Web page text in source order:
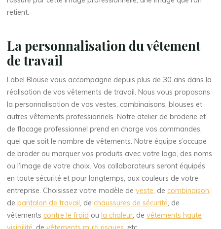
retient.
La personnalisation du vêtement
de travail
Label Blouse vous accompagne depuis plus de 30 ans dans la
réalisation de vos vêtements de travail. Nous vous proposons
la personnalisation de vos vestes, combinaisons, blouses et
autres vêtements professionnels. Notre atelier de broderie et
de flocage professionnel prend en charge vos commandes,
quel que soit le nombre de vêtements. Notre équipe s’occupe
de broder ou marquer vos produits avec votre logo, des noms
ou l’image de votre choix. Vos collaborateurs seront équipés
en toute sécurité et pour longtemps, aux couleurs de votre
entreprise. Choisissez votre modèle deveste, decombinaison,
depantalon de travail, dechaussures de sécurité, de
vêtementscontre le froid oula chaleur, devêtements haute